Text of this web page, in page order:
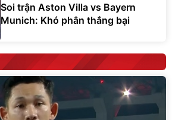
Soi trận Aston Villa vs Bayern
Munich: Khó phân thắng bại